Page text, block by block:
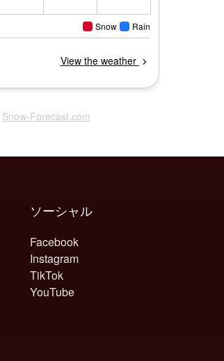
Snow-Forecast.com
ソーシャル
Facebook
Instagram
TikTok
YouTube